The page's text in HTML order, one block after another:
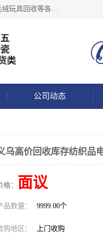
义乌永峰贸易商行长期从事:义乌库存回收、库存五金工具回收、库存杯子回收、尾货处理、尾货回收、库存毛绒玩具回收等各类产品库存回收，我们一直秉承：“，专业收购，价格从优，互惠互利，现金交易，价格公道”七大原则。欢迎有库存处理的老板来电洽谈!
公司动态
乌高价回收库存纺织品
格： 面议
品数量： 9999.00个
购地区： 上门收购